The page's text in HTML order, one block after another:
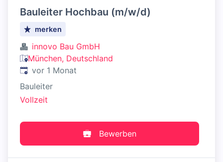
Bauleiter Hochbau (m/w/d)
merken
innovo Bau GmbH
München, Deutschland
Veröffentlicht:
vor 1 Monat
Bauleiter
Vollzeit
Bewerben